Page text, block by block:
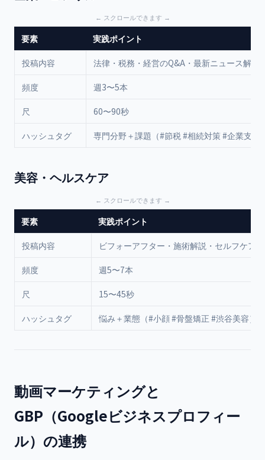
要素 実践ポイント
投稿内容 法律・税務・経営のQ&A・最新ニュース解説
頻度 週3〜5本
尺 60〜90秒
ハッシュタグ 専門分野＋課題（#節税 #相続対策 #企業支援
美容・ヘルスケア
要素 実践ポイント
投稿内容 ビフォーアフター・施術解説・セルフケア
頻度 週5〜7本
尺 15〜45秒
ハッシュタグ 悩み＋業態（#小顔 #骨盤矯正 #渋谷美容）
動画マーケティングと
GBP（Googleビジネスプロフィー
ル）の連携